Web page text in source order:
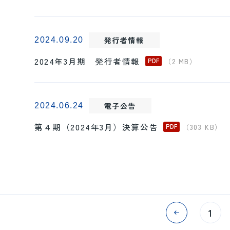
2024.09.20 発行者情報
2024年3月期 発行者情報 （2 MB）
2024.06.24 電子公告
第４期（2024年3月）決算公告 （303 KB）
1